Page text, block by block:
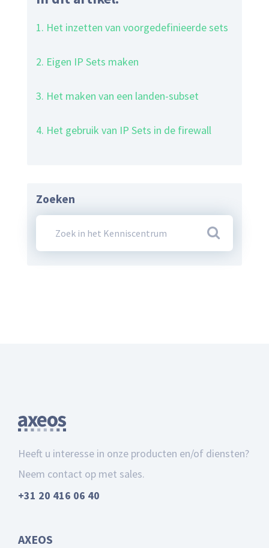
1. Het inzetten van voorgedefinieerde sets
2. Eigen IP Sets maken
3. Het maken van een landen-subset
4. Het gebruik van IP Sets in de firewall
Zoeken
Heeft u interesse in onze producten en/of diensten?
Neem contact op met sales.
+31 20 416 06 40
AXEOS